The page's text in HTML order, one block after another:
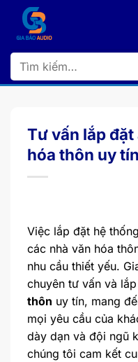
dung
Tìm
kiếm:
Tư vấn lắp
hóa thôn uy
Việc lắp đặt hệ
các nhà văn hóa
nhu cầu thiết yếu.
chuyên tư vấn và
thôn uy tín, mang
mọi yêu cầu của
dày dạn và đội ngũ
chúng tôi cam kết